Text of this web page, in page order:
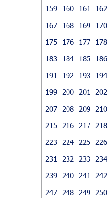
159
160 161 162
167
168 169 170
175
176 177 178
183
184 185 186
191
192 193 194
199
200 201 202
207
208 209 210
215
216 217 218
223
224 225 226
231
232 233 234
239
240 241 242
247
248 249 250